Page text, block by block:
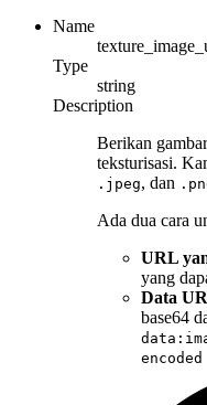
Name
Type
string
Description
Berikan
teksturisasi.
.jpeg, dan
Ada dua cara
URL
yang
Data
base64